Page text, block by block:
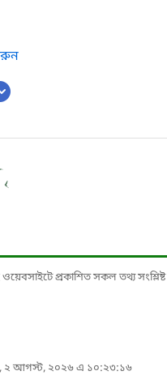
প্রকাশিত সকল তথ্য সংশ্লিষ্ট
২ আগস্ট, ২০২৬ এ ১০:২৩:১৬